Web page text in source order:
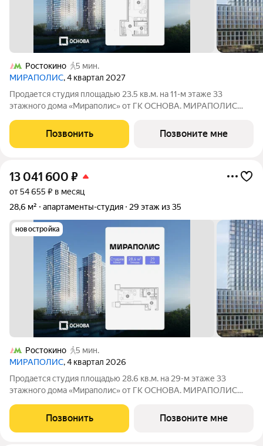
Ростокино
5 мин.
МИРАПОЛИС, 4 квартал 2027
Продается студия площадью 23.5 кв.м. на 11-м этаже 33
этажного дома «Мираполис» от ГК ОСНОВА. МИРАПОЛИС
отдыха и жизни. Проект состоит из четырех башен с
авторскими стеклянными фасадами и
Позвонить Позвоните мне
13 041 600 ₽
от 54 655 ₽ в месяц
28,6 м²
апартаменты-студия 29 этаж из 35
новостройка
Ростокино
5 мин.
МИРАПОЛИС, 4 квартал 2026
Продается студия площадью 28.6 кв.м. на 29-м этаже 33
этажного дома «Мираполис» от ГК ОСНОВА. МИРАПОЛИС
отдыха и жизни. Проект состоит из четырех башен с
авторскими стеклянными фасадами и
Позвонить Позвоните мне